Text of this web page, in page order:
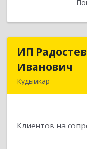
ИП
Иванович
Кудымкар
Клиентов на